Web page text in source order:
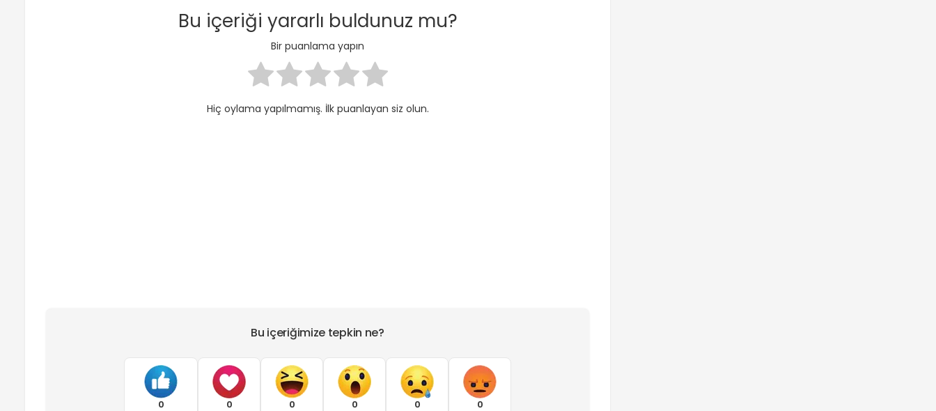
Bu içeriği yararlı buldunuz mu?
Bir puanlama yapın
Hiç oylama yapılmamış. İlk puanlayan siz olun.
Bu içeriğimize tepkin ne?
0 0 0 0 0 0